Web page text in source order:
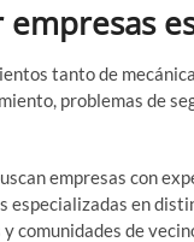
tanto de
problemas de
empresas con
especializadas en
comunidades de